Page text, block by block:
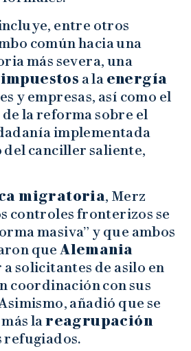
entre otros
común hacia una
más severa, una
a la energía
y empresas, así como el
la reforma sobre el
implementada
canciller saliente,
migratoria, Merz
controles fronterizos se
masiva” y que ambos
que Alemania
solicitantes de asilo en
coordinación con sus
añadió que se
lareagrupación
refugiados.